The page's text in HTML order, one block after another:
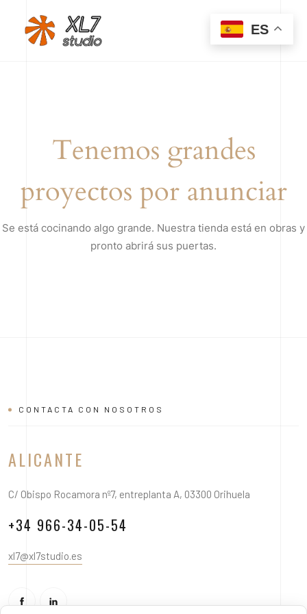
Tenemos grandes
proyectos por anunciar
Se está cocinando algo grande. Nuestra tienda está en obras y
pronto abrirá sus puertas.
CONTACTA CON NOSOTROS
ALICANTE
C/ Obispo Rocamora nº7, entreplanta A, 03300 Orihuela
+34 966-34-05-54
xl7@xl7studio.es
ES